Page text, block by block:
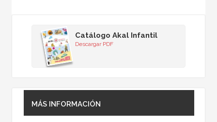
Catálogo Akal Infantil
Descargar PDF
MÁS INFORMACIÓN